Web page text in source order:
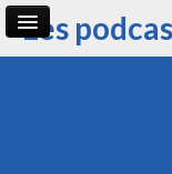
Les